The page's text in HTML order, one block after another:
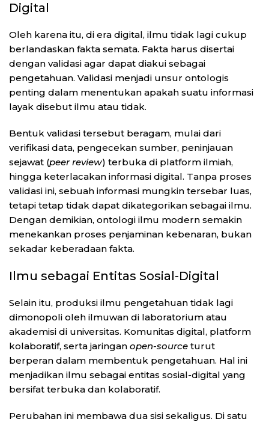
Digital
Oleh karena itu, di era digital, ilmu tidak lagi cukup
berlandaskan fakta semata. Fakta harus disertai
dengan validasi agar dapat diakui sebagai
pengetahuan. Validasi menjadi unsur ontologis
penting dalam menentukan apakah suatu informasi
layak disebut ilmu atau tidak.
Bentuk validasi tersebut beragam, mulai dari
verifikasi data, pengecekan sumber, peninjauan
sejawat (peer review) terbuka di platform ilmiah,
hingga keterlacakan informasi digital. Tanpa proses
validasi ini, sebuah informasi mungkin tersebar luas,
tetapi tetap tidak dapat dikategorikan sebagai ilmu.
Dengan demikian, ontologi ilmu modern semakin
menekankan proses penjaminan kebenaran, bukan
sekadar keberadaan fakta.
Ilmu sebagai Entitas Sosial-Digital
Selain itu, produksi ilmu pengetahuan tidak lagi
dimonopoli oleh ilmuwan di laboratorium atau
akademisi di universitas. Komunitas digital, platform
kolaboratif, serta jaringan open-source turut
berperan dalam membentuk pengetahuan. Hal ini
menjadikan ilmu sebagai entitas sosial-digital yang
bersifat terbuka dan kolaboratif.
Perubahan ini membawa dua sisi sekaligus. Di satu